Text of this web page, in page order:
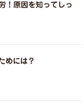
！原因を知ってしっ
めには？